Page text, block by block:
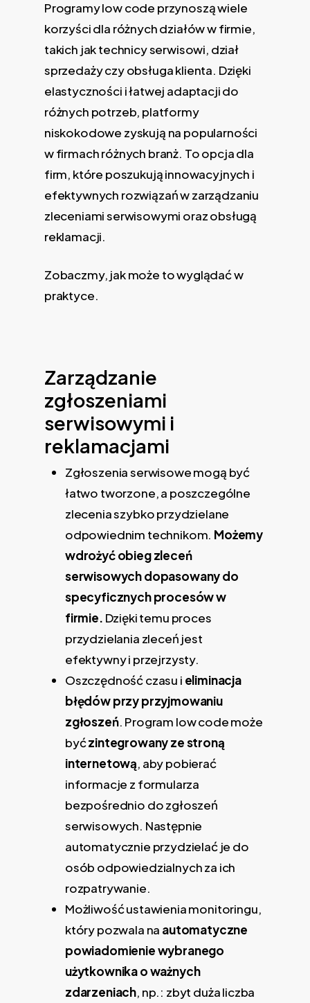
Programy low code przynoszą wiele
korzyści dla różnych działów w firmie,
takich jak technicy serwisowi, dział
sprzedaży czy obsługa klienta. Dzięki
elastyczności i łatwej adaptacji do
różnych potrzeb, platformy
niskokodowe zyskują na popularności
w firmach różnych branż. To opcja dla
firm, które poszukują innowacyjnych i
efektywnych rozwiązań w zarządzaniu
zleceniami serwisowymi oraz obsługą
reklamacji.
Zobaczmy, jak może to wyglądać w
praktyce.
Zarządzanie
zgłoszeniami
serwisowymi i
reklamacjami
Zgłoszenia serwisowe mogą być
łatwo tworzone, a poszczególne
zlecenia szybko przydzielane
odpowiednim technikom. Możemy
wdrożyć obieg zleceń
serwisowych dopasowany do
specyficznych procesów w
firmie. Dzięki temu proces
przydzielania zleceń jest
efektywny i przejrzysty.
Oszczędność czasu i eliminacja
błędów przy przyjmowaniu
zgłoszeń. Program low code może
byćzintegrowany ze stroną
internetową, aby pobierać
informacje z formularza
bezpośrednio do zgłoszeń
serwisowych. Następnie
automatycznie przydzielać je do
osób odpowiedzialnych za ich
rozpatrywanie.
Możliwość ustawienia monitoringu,
który pozwala na automatyczne
powiadomienie wybranego
użytkownika o ważnych
zdarzeniach, np.: zbyt duża liczba